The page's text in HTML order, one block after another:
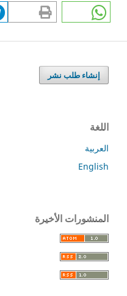
إنشاء طلب نشر
اللغة
العربية
English
المنشورات الأخيرة